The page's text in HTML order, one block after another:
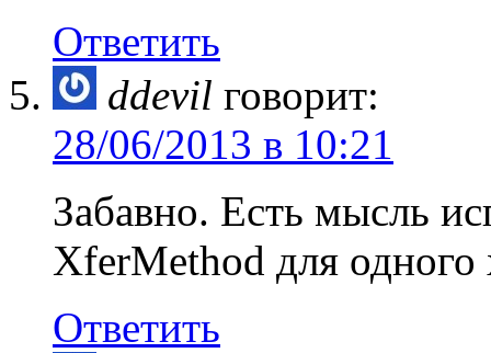
Ответить
ddevil говорит:
28/06/2013 в 10:21
Забавно. Есть мысль
XferMethod для
Ответить